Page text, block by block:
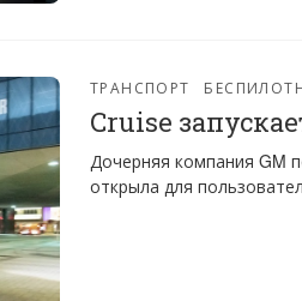
ТРАНСПОРТ
Cruise
Дочерняя компания GM
открыла для